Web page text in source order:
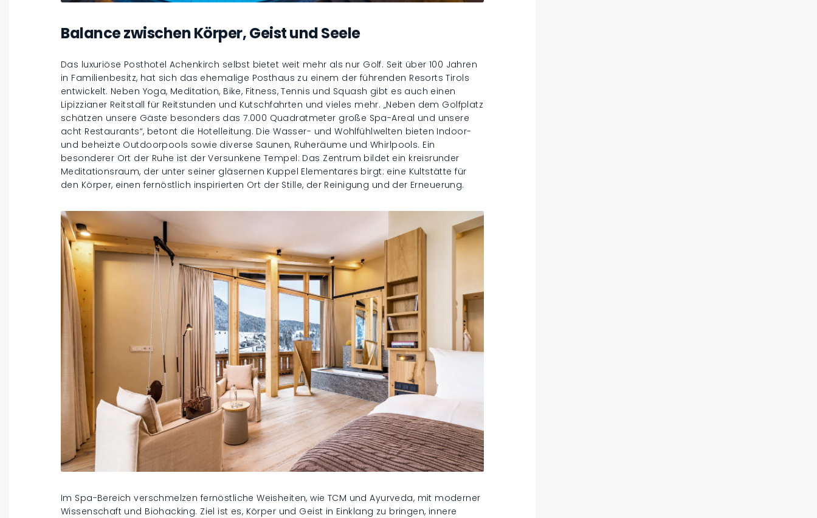
Balance zwischen Körper, Geist und Seele
Das luxuriöse Posthotel Achenkirch selbst bietet weit mehr als nur Golf. Seit über 100 Jahren
in Familienbesitz, hat sich das ehemalige Posthaus zu einem der führenden Resorts Tirols
entwickelt. Neben Yoga, Meditation, Bike, Fitness, Tennis und Squash gibt es auch einen
Lipizzianer Reitstall für Reitstunden und Kutschfahrten und vieles mehr. „Neben dem Golfplatz
schätzen unsere Gäste besonders das 7.000 Quadratmeter große Spa-Areal und unsere
acht Restaurants“, betont die Hotelleitung. Die Wasser- und Wohlfühlwelten bieten Indoor-
und beheizte Outdoorpools sowie diverse Saunen, Ruheräume und Whirlpools. Ein
besonderer Ort der Ruhe ist der Versunkene Tempel: Das Zentrum bildet ein kreisrunder
Meditationsraum, der unter seiner gläsernen Kuppel Elementares birgt: eine Kultstätte für
den Körper, einen fernöstlich inspirierten Ort der Stille, der Reinigung und der Erneuerung.
Im Spa-Bereich verschmelzen fernöstliche Weisheiten, wie TCM und Ayurveda, mit moderner
Wissenschaft und Biohacking. Ziel ist es, Körper und Geist in Einklang zu bringen, innere